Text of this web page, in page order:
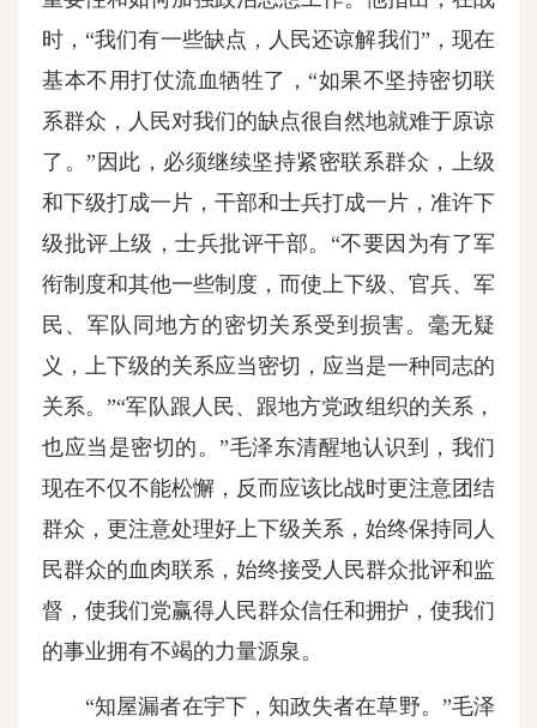
时，“我们有一些缺点，人民还谅解我们”，现在
基本不用打仗流血牺牲了，“如果不坚持密切联
系群众，人民对我们的缺点很自然地就难于原谅
了。”因此，必须继续坚持紧密联系群众，上级
和下级打成一片，干部和士兵打成一片，准许下
级批评上级，士兵批评干部。“不要因为有了军
衔制度和其他一些制度，而使上下级、官兵、军
民、军队同地方的密切关系受到损害。毫无疑
义，上下级的关系应当密切，应当是一种同志的
关系。”“军队跟人民、跟地方党政组织的关系，
也应当是密切的。”毛泽东清醒地认识到，我们
现在不仅不能松懈，反而应该比战时更注意团结
群众，更注意处理好上下级关系，始终保持同人
民群众的血肉联系，始终接受人民群众批评和监
督，使我们党赢得人民群众信任和拥护，使我们
的事业拥有不竭的力量源泉。
“知屋漏者在宇下，知政失者在草野。”毛泽